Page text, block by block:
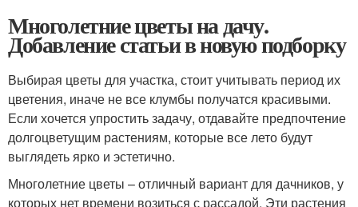
Многолетние цветы на дачу.
Добавление статьи в новую подборку
Выбирая цветы для участка, стоит учитывать период их
цветения, иначе не все клумбы получатся красивыми.
Если хочется упростить задачу, отдавайте предпочтение
долгоцветущим растениям, которые все лето будут
выглядеть ярко и эстетично.
Многолетние цветы – отличный вариант для дачников, у
которых нет времени возиться с рассадой. Эти растения